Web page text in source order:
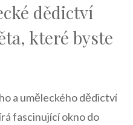
dědictví
které byste
a ⁤uměleckého dědictví
fascinující okno do